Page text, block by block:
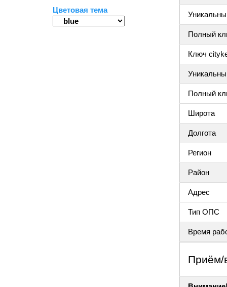
Цветовая тема
Полный
Ключ
Полный
Широта
Долгота
Регион
Район
Адрес
Тип ОПС
Время
Приём/